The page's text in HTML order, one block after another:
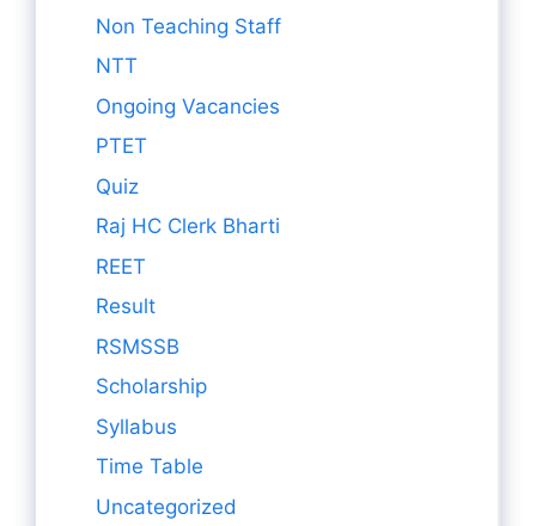
Non Teaching Staff
NTT
Ongoing Vacancies
PTET
Quiz
Raj HC Clerk Bharti
REET
Result
RSMSSB
Scholarship
Syllabus
Time Table
Uncategorized